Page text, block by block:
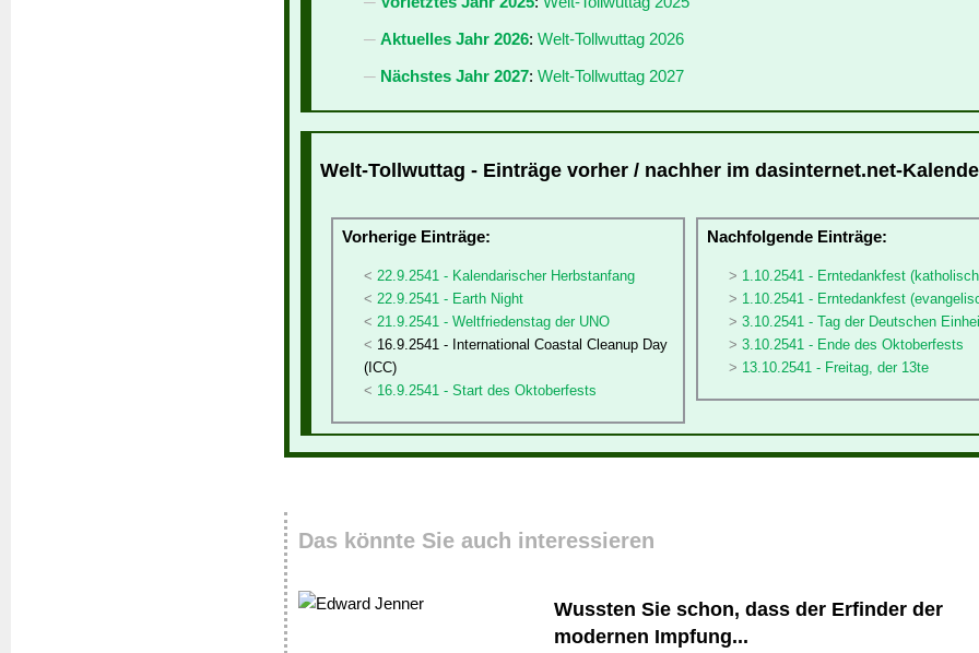
Aktuelles Jahr 2026: Welt-Tollwuttag 2026
Nächstes Jahr 2027: Welt-Tollwuttag 2027
Welt-Tollwuttag - Einträge vorher / nachher im dasinternet.net-
Vorherige Einträge:
22.9.2541 - Kalendarischer Herbstanfang
22.9.2541 - Earth Night
21.9.2541 - Weltfriedenstag der UNO
16.9.2541 - International Coastal Cleanup Day
(ICC)
16.9.2541 - Start des Oktoberfests
Nachfolgende Einträge:
1.10.2541 - Erntedankfest
1.10.2541 - Erntedankfest
3.10.2541 - Tag der Deutschen
3.10.2541 - Ende des Oktoberfests
13.10.2541 - Freitag, der 13te
Das könnte Sie auch interessieren
Wussten Sie schon, dass der Erfinder der
modernen Impfung...